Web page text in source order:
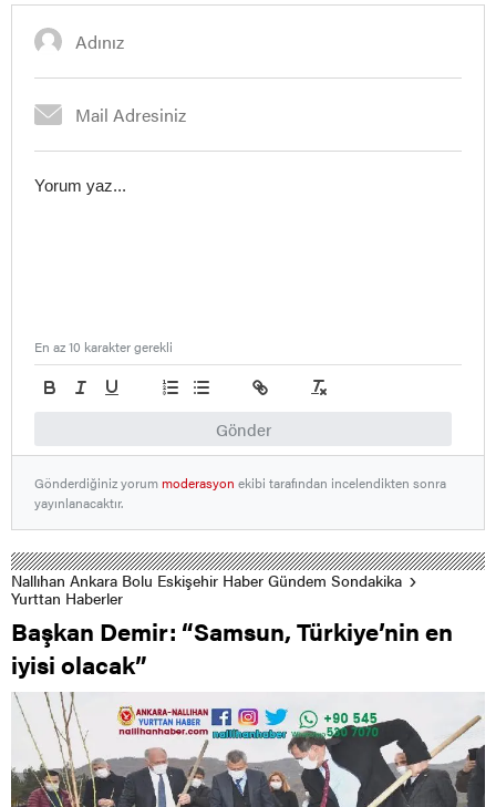
Gönder
En az 10 karakter gerekli
Gönderdiğiniz yorummoderasyon ekibi tarafından incelendikten sonra
yayınlanacaktır.
Nallıhan Ankara Bolu Eskişehir Haber Gündem Sondakika
Yurttan Haberler
Başkan Demir: “Samsun, Türkiye’nin en
iyisi olacak”